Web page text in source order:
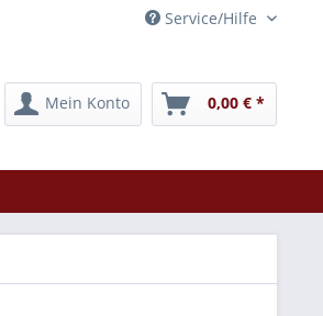
Service/Hilfe
Mein Konto 0,00 € *